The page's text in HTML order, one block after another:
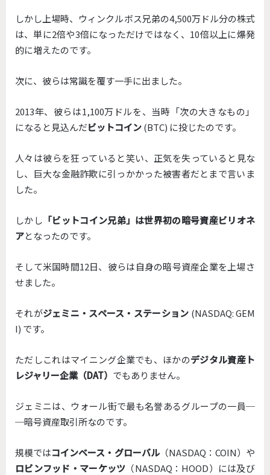
しかし上場時、ウィンクルボス兄弟の4,500万ドル分の株式
は、単に2倍や3倍になっただけではなく、 10倍以上に爆発
的に増えたのです。
次に、彼らは常識を覆す一手に出ました。
2013年、彼らは1,100万ドルを、当時「次の大きなもの」
になると見込んだビットコイン(BTC) に投じたのです。
人々は彼らを狂っていると笑い、正気を失っていると見な
し、 巨大な金融詐欺に引っかかった被害者だとまで言いま
した。
しかし 「ビットコイン兄弟」は世界初の暗号資産ビリオネ
アとなったのです。
そして米国時間12日、 彼らは自身の暗号資産企業を上場さ
せました。
それがジェミニ・スペース・ステーション (NASDAQ: GEM
I) です。
ただしこれはマイニング企業でも、ほかのデジタル資産ト
レジャリー企業（DAT） でもありません。
ジェミニは、ウォール街で最も名誉あるグループの一員─
─暗号資産取引所なのです。
規模ではコインベース・グローバル（NASDAQ：COIN）や
ロビンフッド・マーケッツ （NASDAQ：HOOD） には及び